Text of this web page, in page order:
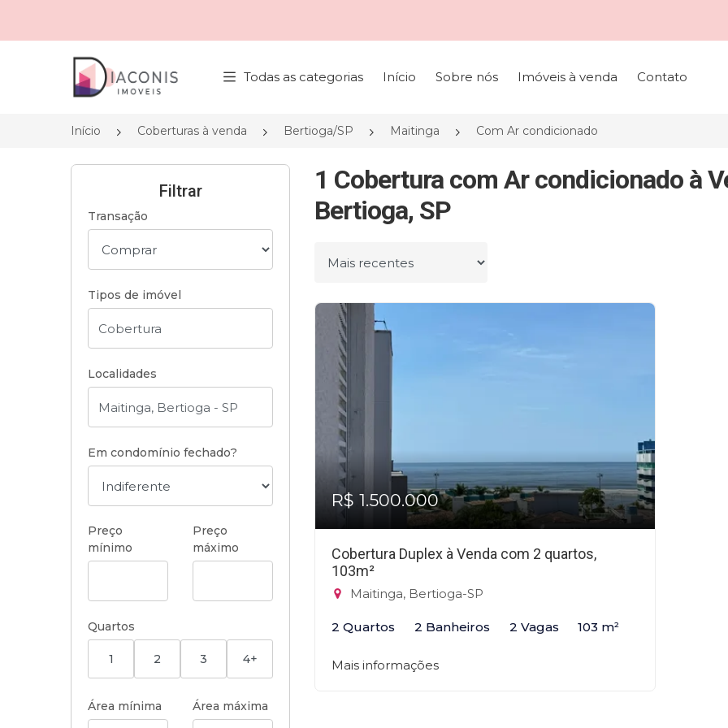
Página inicial
Todas as categorias Início Sobre nós Imóveis à venda Contato
Início Coberturas à venda Bertioga/SP Maitinga Com Ar condicionado
Filtrar
Transação
Tipos de imóvel
Localidades
Em condomínio fechado?
Preço
mínimo
Preço
máximo
Quartos
1 2 3 4+
Área mínima Área máxima
1 Cobertura com Ar condicionado à
Bertioga, SP
Ordenar por
R$ 1.500.000
Cobertura Duplex à Venda com 2 quartos,
103m²
Maitinga, Bertioga-SP
2 Quartos 2 Banheiros 2 Vagas 103 m²
Mais informações